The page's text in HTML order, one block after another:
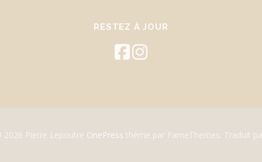
RESTEZ À JOUR
2026 Pierre Lepoutre OnePress thème par FameThemes. Traduit